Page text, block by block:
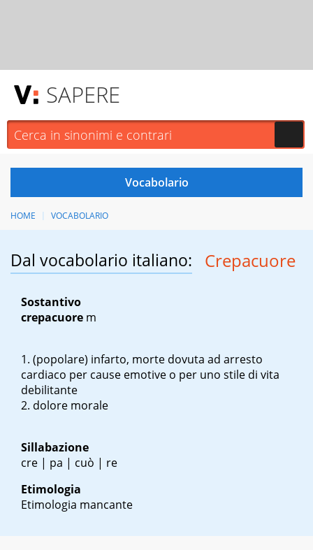
SAPERE
HOME VOCABOLARIO
Dal vocabolario italiano: Crepacuore
Sostantivo
crepacuore m
(popolare) infarto, morte dovuta ad arresto
cardiaco per cause emotive o per uno stile di vita
debilitante
dolore morale
Sillabazione
cre | pa | cuò | re
Etimologia
Etimologia mancante